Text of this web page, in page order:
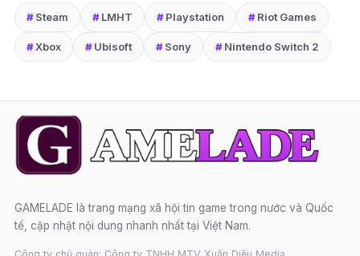
#Steam #LMHT #Playstation #Riot Games
#Xbox #Ubisoft #Sony #Nintendo Switch 2
GAMELADE là trang mạng xã hội tin game trong nước và Quốc
tế, cập nhật nội dung nhanh nhất tại Việt Nam.